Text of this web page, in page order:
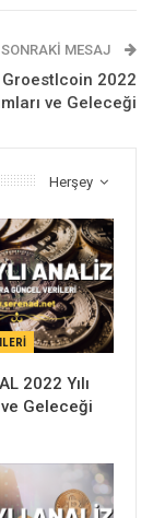
SONRAKI MESAJ
Groestlcoin 2022
ve Geleceği
Herşey
2022 Yılı
Geleceği